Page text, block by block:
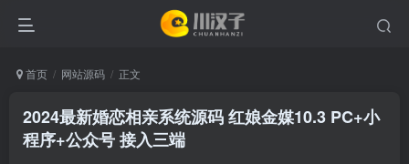
首页 网站源码 正文
2024最新婚恋相亲系统源码 红娘金媒10.3 PC+小
程序+公众号 接入三端